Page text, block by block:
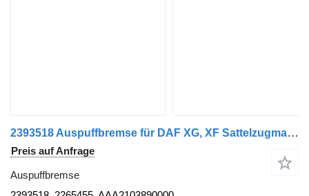
2393518 Auspuffbremse für DAF XG, XF Sattelzugmaschine
Preis auf Anfrage
Auspuffbremse